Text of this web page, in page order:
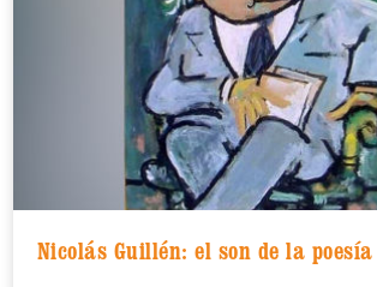
Nicolás Guillén: el son de la